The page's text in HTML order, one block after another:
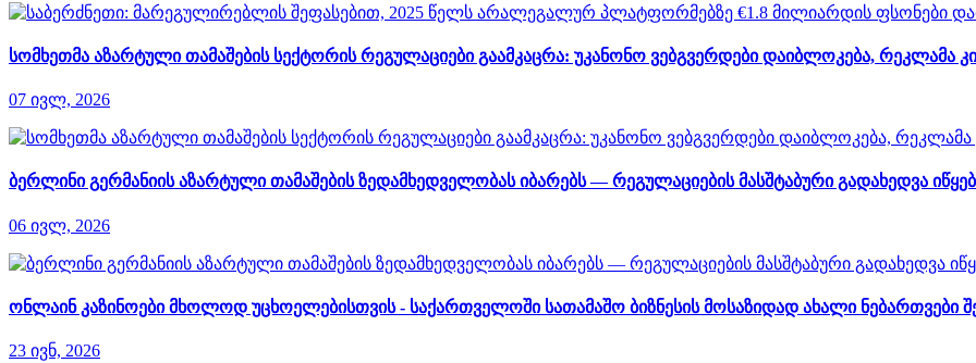
სომხეთმა აზარტული თამაშების სექტორის რეგულაციები გაამკაცრა: უკანონო ვებგვერდები დაიბლოკება, რეკლამა
07 ივლ, 2026
ბერლინი გერმანიის აზარტული თამაშების ზედამხედველობას იბარებს — რეგულაციების მასშტაბური გადახედვა
06 ივლ, 2026
ონლაინ კაზინოები მხოლოდ უცხოელებისთვის - საქართველოში სათამაშო ბიზნესის მოსაზიდად ახალი ნებართვები
23 ივნ, 2026